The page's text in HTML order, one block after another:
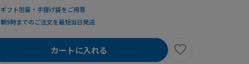
ギフト包装・手提げ袋をご用意
朝9時までのご注文を最短当日発送
カートに入れる